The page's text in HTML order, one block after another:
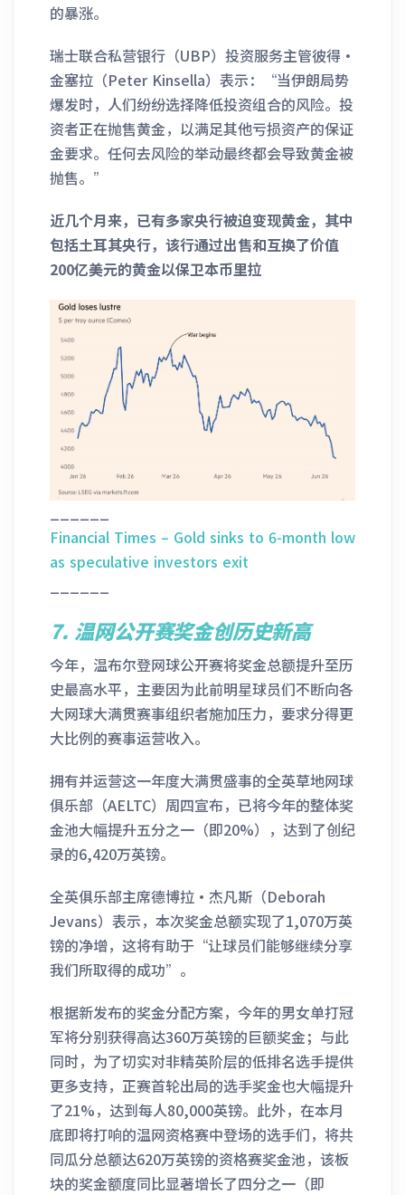
的暴涨。
瑞士联合私营银行（UBP）投资服务主管彼得·
金塞拉（Peter Kinsella）表示：“当伊朗局势
爆发时，人们纷纷选择降低投资组合的风险。投
资者正在抛售黄金，以满足其他亏损资产的保证
金要求。任何去风险的举动最终都会导致黄金被
抛售。”
近几个月来，已有多家央行被迫变现黄金，其中
包括土耳其央行，该行通过出售和互换了价值
200亿美元的黄金以保卫本币里拉
Financial Times – Gold sinks to 6-month low
as speculative investors exit
7. 温网公开赛奖金创历史新高
今年，温布尔登网球公开赛将奖金总额提升至历
史最高水平，主要因为此前明星球员们不断向各
大网球大满贯赛事组织者施加压力，要求分得更
大比例的赛事运营收入。
拥有并运营这一年度大满贯盛事的全英草地网球
俱乐部（AELTC）周四宣布，已将今年的整体奖
金池大幅提升五分之一（即20%），达到了创纪
录的6,420万英镑。
全英俱乐部主席德博拉·杰凡斯（Deborah
Jevans）表示，本次奖金总额实现了1,070万英
镑的净增，这将有助于“让球员们能够继续分享
我们所取得的成功”。
根据新发布的奖金分配方案，今年的男女单打冠
军将分别获得高达360万英镑的巨额奖金；与此
同时，为了切实对非精英阶层的低排名选手提供
更多支持，正赛首轮出局的选手奖金也大幅提升
了21%，达到每人80,000英镑。此外，在本月
底即将打响的温网资格赛中登场的选手们，将共
同瓜分总额达620万英镑的资格赛奖金池，该板
块的奖金额度同比显著增长了四分之一（即